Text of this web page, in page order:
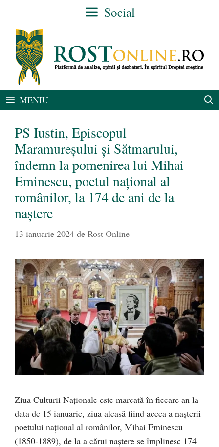
conținut
Social
MENIU
PS Iustin, Episcopul
Maramureșului și Sătmarului,
îndemn la pomenirea lui Mihai
Eminescu, poetul național al
românilor, la 174 de ani de la
naștere
13 ianuarie 2024 de Rost Online
Ziua Culturii Naţionale este marcată în fiecare an la
data de 15 ianuarie, ziua aleasă fiind aceea a naşterii
poetului naţional al românilor, Mihai Eminescu
(1850-1889), de la a cărui naștere se împlinesc 174